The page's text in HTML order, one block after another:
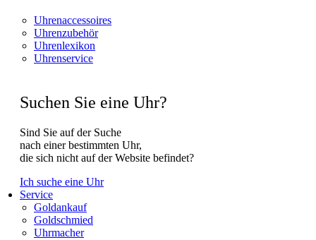
Uhrenaccessoires
Uhrenzubehör
Uhrenlexikon
Uhrenservice
Suchen Sie eine Uhr?
Sind Sie auf der Suche
nach einer bestimmten Uhr,
die sich nicht auf der Website befindet?
Ich suche eine Uhr
Service
Goldankauf
Goldschmied
Uhrmacher